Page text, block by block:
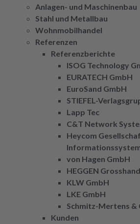
Anlagen- und Maschinenbau
Stahl und Metallbau
Wohnmobilhandel
Referenzen
Referenzberichte
ISOG Technology
EURATECH GmbH
EuroSand GmbH
STIEFEL-
Lapp Tec
C&T Network
Heycom
von Hagen GmbH
HEGGEN
KLW GmbH
LKE GmbH
Schmitz-Mertens &
Kunden